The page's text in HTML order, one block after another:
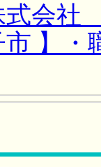
式会
市 】